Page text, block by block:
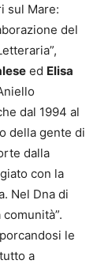
sul Mare:
del
ed Elisa
dal 1994 al
della gente di
dalla
con la
Nel Dna di
le
a